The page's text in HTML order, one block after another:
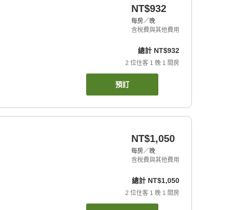
NT$932
每房／晚
含稅費與其他費用
總計 NT$932
2 位住客 1 晚 1 間房
預訂
NT$1,050
每房／晚
含稅費與其他費用
總計 NT$1,050
2 位住客 1 晚 1 間房